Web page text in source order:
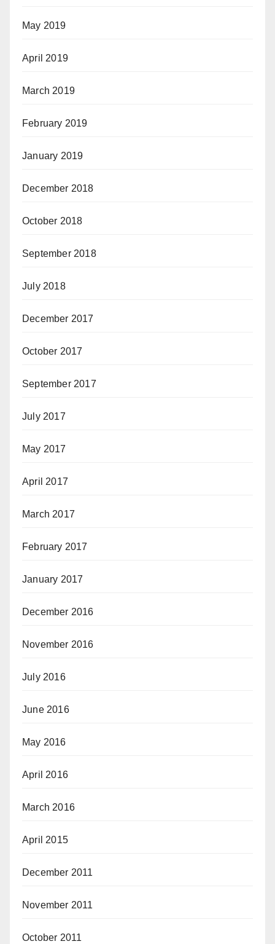
May 2019
April 2019
March 2019
February 2019
January 2019
December 2018
October 2018
September 2018
July 2018
December 2017
October 2017
September 2017
July 2017
May 2017
April 2017
March 2017
February 2017
January 2017
December 2016
November 2016
July 2016
June 2016
May 2016
April 2016
March 2016
April 2015
December 2011
November 2011
October 2011